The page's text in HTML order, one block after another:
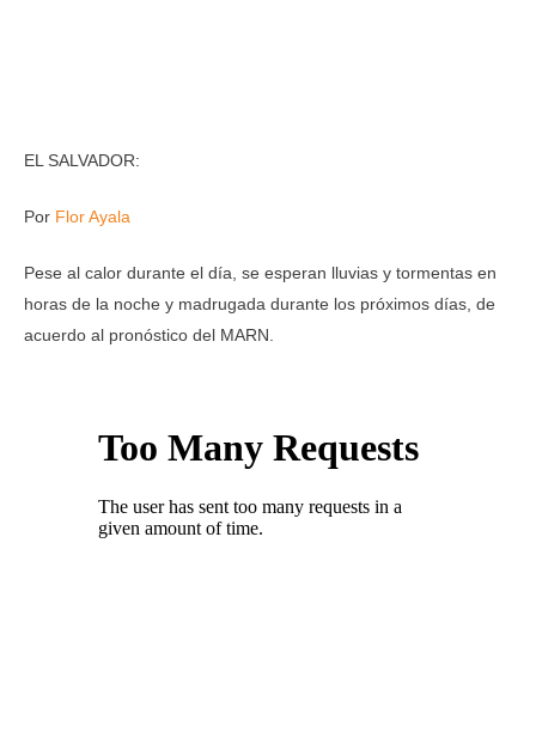
EL SALVADOR:
Por Flor Ayala
Pese al calor durante el día, se esperan lluvias y tormentas en
horas de la noche y madrugada durante los próximos días, de
acuerdo al pronóstico del MARN.